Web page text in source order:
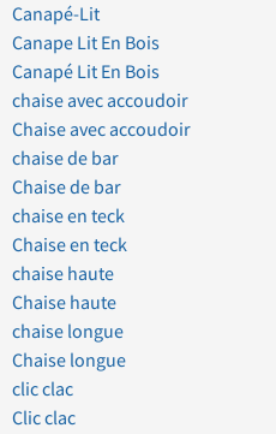
Canapé-Lit
Canape Lit En Bois
Canapé Lit En Bois
chaise avec accoudoir
Chaise avec accoudoir
chaise de bar
Chaise de bar
chaise en teck
Chaise en teck
chaise haute
Chaise haute
chaise longue
Chaise longue
clic clac
Clic clac